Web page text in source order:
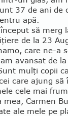
37 de ani de
apă.
să merg
de la 23
care ne-a
avansat de
mulţi copii
care ajung să
cele mai
mea, Car­men
ale mele pe